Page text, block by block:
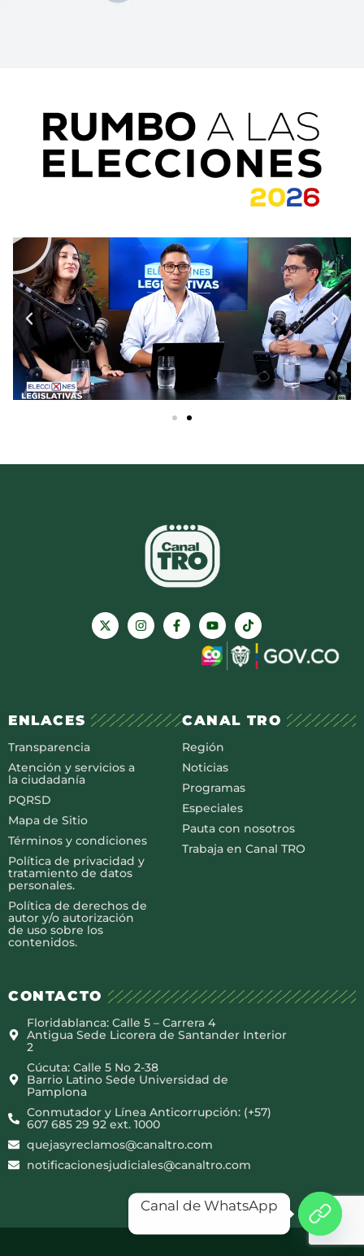
ENLACES
Transparencia
Atención y servicios a
la ciudadanía
PQRSD
Mapa de Sitio
Términos y condiciones
Política de privacidad y
tratamiento de datos
personales.
Política de derechos de
autor y/o autorización
de uso sobre los
contenidos.
CANAL TRO
Región
Noticias
Programas
Especiales
Pauta con nosotros
Trabaja en Canal TRO
CONTACTO
Floridablanca: Calle 5 – Carrera 4
Antigua Sede Licorera de Santander Interior
2
Cúcuta: Calle 5 No 2-38
Barrio Latino Sede Universidad de
Pamplona
Conmutador y Línea Anticorrupción: (+57)
607 685 29 92 ext. 1000
quejasyreclamos@canaltro.com
notificacionesjudiciales@canaltro.com
Canal de WhatsApp